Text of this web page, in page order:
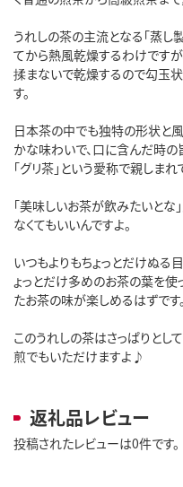
うれしの茶の主流となる「蒸し
てから熱風乾燥するわけです
揉まないで乾燥するので勾玉
す。
日本茶の中でも独特の形状と
かな味わいで、口に含んだ時
「グリ茶」という愛称で親しまれ
「美味しいお茶が飲みたいとな
なくてもいいんですよ。
いつもよりもちょっとだけぬる
ょっとだけ多めのお茶の葉を使
たお茶の味が楽しめるはずです。
このうれしの茶はさっぱりとし
煎でもいただけますよ♪
返礼品レビュー
投稿されたレビューは0件です。